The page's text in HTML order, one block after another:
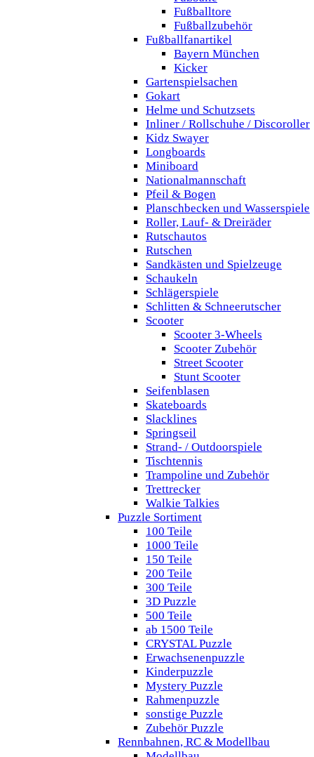
Fußballtore
Fußballzubehör
Fußballfanartikel
Bayern München
Kicker
Gartenspielsachen
Gokart
Helme und Schutzsets
Inliner / Rollschuhe / Discoroller
Kidz Swayer
Longboards
Miniboard
Nationalmannschaft
Pfeil & Bogen
Planschbecken und Wasserspiele
Roller, Lauf- & Dreiräder
Rutschautos
Rutschen
Sandkästen und Spielzeuge
Schaukeln
Schlägerspiele
Schlitten & Schneerutscher
Scooter
Scooter 3-Wheels
Scooter Zubehör
Street Scooter
Stunt Scooter
Seifenblasen
Skateboards
Slacklines
Springseil
Strand- / Outdoorspiele
Tischtennis
Trampoline und Zubehör
Trettrecker
Walkie Talkies
Puzzle Sortiment
100 Teile
1000 Teile
150 Teile
200 Teile
300 Teile
3D Puzzle
500 Teile
ab 1500 Teile
CRYSTAL Puzzle
Erwachsenenpuzzle
Kinderpuzzle
Mystery Puzzle
Rahmenpuzzle
sonstige Puzzle
Zubehör Puzzle
Rennbahnen, RC & Modellbau